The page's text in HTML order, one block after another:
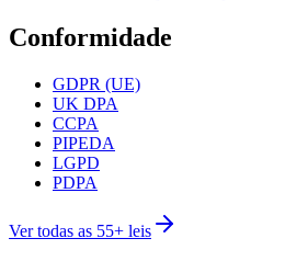
Conformidade
GDPR (UE)
UK DPA
CCPA
PIPEDA
LGPD
PDPA
Ver todas as 55+ leis